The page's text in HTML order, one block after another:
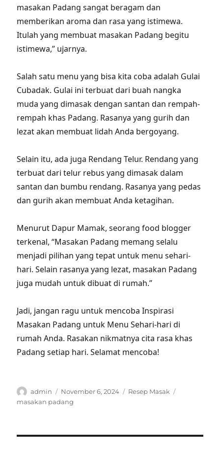
masakan Padang sangat beragam dan
memberikan aroma dan rasa yang istimewa.
Itulah yang membuat masakan Padang begitu
istimewa,” ujarnya.
Salah satu menu yang bisa kita coba adalah Gulai
Cubadak. Gulai ini terbuat dari buah nangka
muda yang dimasak dengan santan dan rempah-
rempah khas Padang. Rasanya yang gurih dan
lezat akan membuat lidah Anda bergoyang.
Selain itu, ada juga Rendang Telur. Rendang yang
terbuat dari telur rebus yang dimasak dalam
santan dan bumbu rendang. Rasanya yang pedas
dan gurih akan membuat Anda ketagihan.
Menurut Dapur Mamak, seorang food blogger
terkenal, “Masakan Padang memang selalu
menjadi pilihan yang tepat untuk menu sehari-
hari. Selain rasanya yang lezat, masakan Padang
juga mudah untuk dibuat di rumah.”
Jadi, jangan ragu untuk mencoba Inspirasi
Masakan Padang untuk Menu Sehari-hari di
rumah Anda. Rasakan nikmatnya cita rasa khas
Padang setiap hari. Selamat mencoba!
Author
admin
Posted
on
November 6, 2024 Categories
Resep Masak
masakan padang